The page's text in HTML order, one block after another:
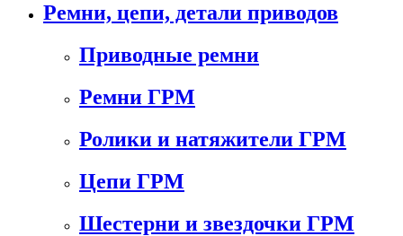
Ремни, цепи, детали приводов
Приводные ремни
Ремни ГРМ
Ролики и натяжители ГРМ
Цепи ГРМ
Шестерни и звездочки ГРМ